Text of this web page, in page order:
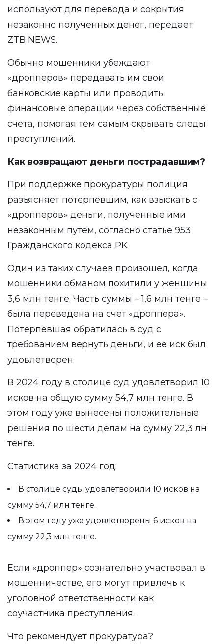
используют для перевода и сокрытия
незаконно полученных денег, передает
ZTB NEWS.
Обычно мошенники убеждают
«дропперов» передавать им свои
банковские карты или проводить
финансовые операции через собственные
счета, помогая тем самым скрывать следы
преступлений.
Как возвращают деньги пострадавшим?
При поддержке прокуратуры полиция
разъясняет потерпевшим, как взыскать с
«дропперов» деньги, полученные ими
незаконным путем, согласно статье 953
Гражданского кодекса РК.
Один из таких случаев произошел, когда
мошенники обманом похитили у женщины
3,6 млн тенге. Часть суммы – 1,6 млн тенге –
была переведена на счет «дроппера».
Потерпевшая обратилась в суд с
требованием вернуть деньги, и её иск был
удовлетворен.
В 2024 году в столице суд удовлетворил 10
исков на общую сумму 54,7 млн тенге. В
этом году уже вынесены положительные
решения по шести делам на сумму 22,3 лн
тенге.
Статистика за 2024 год:
В столице суды удовлетворили 10 исков на
сумму 54,7 млн тенге.
В этом году уже удовлетворены 6 исков на
сумму 22,3 млн тенге.
Если «дроппер» сознательно участвовал в
мошенничестве, его могут привлечь к
уголовной ответственности как
соучастника преступления.
Что рекомендует прокуратура?